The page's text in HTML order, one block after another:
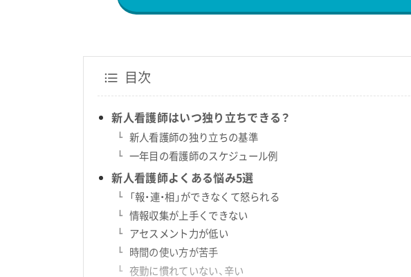
目次
新人看護師はいつ独り立ちできる？
新人看護師の独り立ちの基準
一年目の看護師のスケジュール例
新人看護師よくある悩み5選
「報・連・相」ができなくて怒られる
情報収集が上手くできない
アセスメント力が低い
時間の使い方が苦手
夜勤に慣れていない、辛い